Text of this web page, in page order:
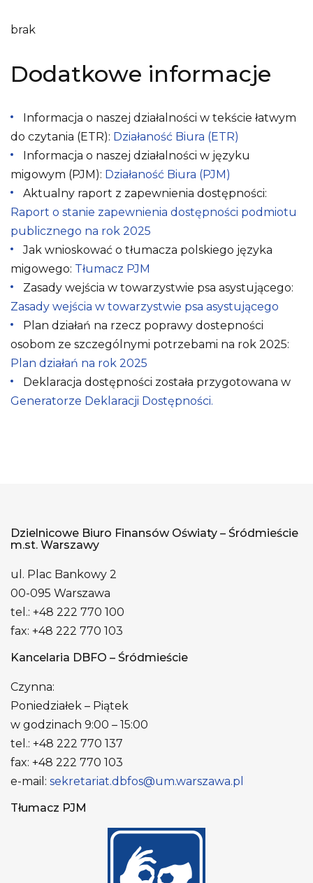
brak
Dodatkowe informacje
Informacja o naszej działalności w tekście łatwym
do czytania (ETR): Działaność Biura (ETR)
Informacja o naszej działalności w języku
migowym (PJM): Działaność Biura (PJM)
Aktualny raport z zapewnienia dostępności:
Raport o stanie zapewnienia dostępności podmiotu
publicznego na rok 2025
Jak wnioskować o tłumacza polskiego języka
migowego: Tłumacz PJM
Zasady wejścia w towarzystwie psa asystującego:
Zasady wejścia w towarzystwie psa asystującego
Plan działań na rzecz poprawy dostepności
osobom ze szczególnymi potrzebami na rok 2025:
Plan działań na rok 2025
Deklaracja dostępności została przygotowana w
Generatorze Deklaracji Dostępności.
Dzielnicowe Biuro Finansów Oświaty – Śródmieście
m.st. Warszawy
ul. Plac Bankowy 2
00-095 Warszawa
tel.: +48 222 770 100
fax: +48 222 770 103
Kancelaria DBFO – Śródmieście
Czynna:
Poniedziałek – Piątek
w godzinach 9:00 – 15:00
tel.: +48 222 770 137
fax: +48 222 770 103
e-mail: sekretariat.dbfos@um.warszawa.pl
Tłumacz PJM